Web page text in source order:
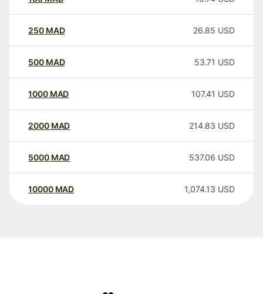
250 MAD 26.85 USD
500 MAD 53.71 USD
1000 MAD 107.41 USD
2000 MAD 214.83 USD
5000 MAD 537.06 USD
10000 MAD 1,074.13 USD